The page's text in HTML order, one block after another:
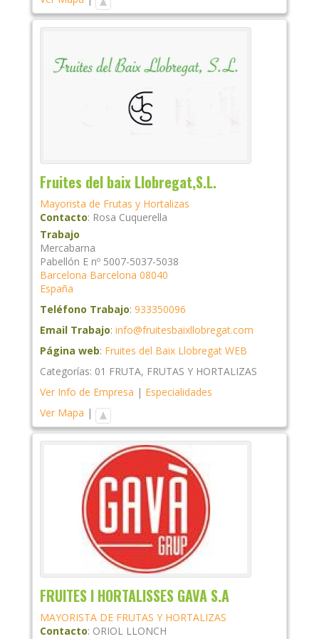
Fruites del baix Llobregat,S.L.
Mayorista de Frutas y Hortalizas
Contacto: Rosa Cuquerella
Trabajo
Mercabarna
Pabellón E nº 5007-5037-5038
Barcelona Barcelona 08040
España
Teléfono Trabajo: 933350096
Email Trabajo: info@fruitesbaixllobregat.com
Página web: Fruites del Baix Llobregat WEB
Categorías: 01 FRUTA, FRUTAS Y HORTALIZAS
Ver Info de Empresa | Especialidades
Ver Mapa |
FRUITES I HORTALISSES GAVA S.A
MAYORISTA DE FRUTAS Y HORTALIZAS
Contacto: ORIOL LLONCH